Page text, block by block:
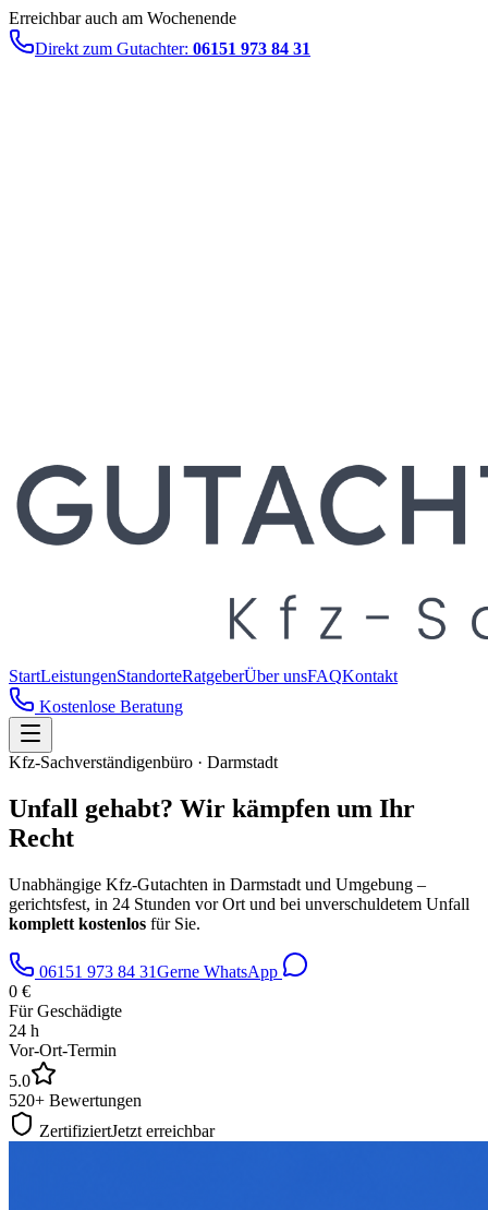
Erreichbar auch am Wochenende
Direkt zum Gutachter: 06151 973 84 31
StartLeistungenStandorteRatgeberÜber unsFAQKontakt
Kostenlose Beratung
Kfz-Sachverständigenbüro · Darmstadt
Unfall gehabt? Wir kämpfen um Ihr
Recht
Unabhängige Kfz-Gutachten in Darmstadt und Umgebung –
gerichtsfest, in 24 Stunden vor Ort und bei unverschuldetem Unfall
komplett kostenlos für Sie.
06151 973 84 31Gerne WhatsApp
0 €
Für Geschädigte
24 h
Vor-Ort-Termin
5.0
520+ Bewertungen
ZertifiziertJetzt erreichbar